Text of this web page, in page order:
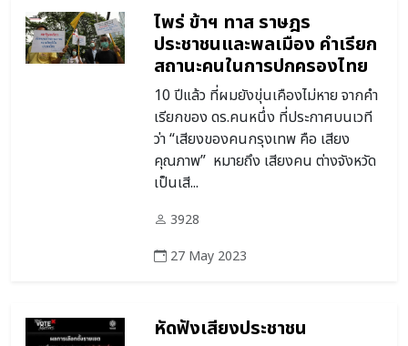
ไพร่ ข้าฯ ทาส ราษฎร
ประชาชนและพลเมือง คำเรียก
สถานะคนในการปกครองไทย
10 ปีแล้ว ที่ผมยังขุ่นเคืองไม่หาย จากคำ
เรียกของ ดร.คนหนึ่ง ที่ประกาศบนเวที
ว่า “เสียงของคนกรุงเทพ คือ เสียง
คุณภาพ” หมายถึง เสียงคน ต่างจังหวัด
เป็นเสี...
3928
27 May 2023
หัดฟังเสียงประชาชน